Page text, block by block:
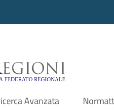
-
Avanzata